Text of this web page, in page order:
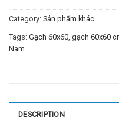
Category: Sản phẩm khác
Tags: Gạch 60x60, gạch 60x60
Nam
DESCRIPTION